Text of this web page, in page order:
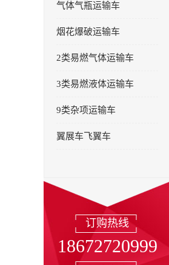
气体气瓶运输车
烟花爆破运输车
2类易燃气体运输车
3类易燃液体运输车
9类杂项运输车
翼展车飞翼车
订购热线
18672720999